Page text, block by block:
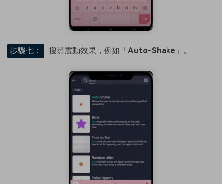
步驟七： 搜尋震動效果，例如「Auto-Shake 」。